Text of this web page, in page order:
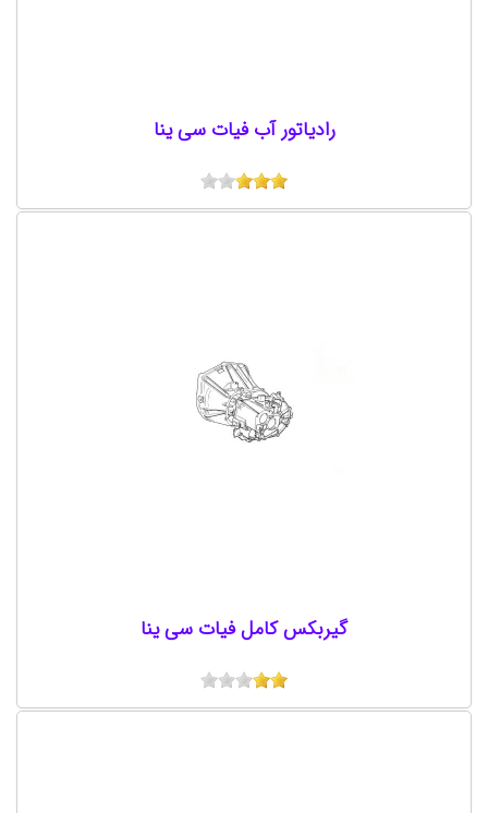
رادیاتور آب فیات سی ینا
گیربکس کامل فیات سی ینا